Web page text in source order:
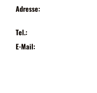
Adresse:
Tel.:
E-Mail: